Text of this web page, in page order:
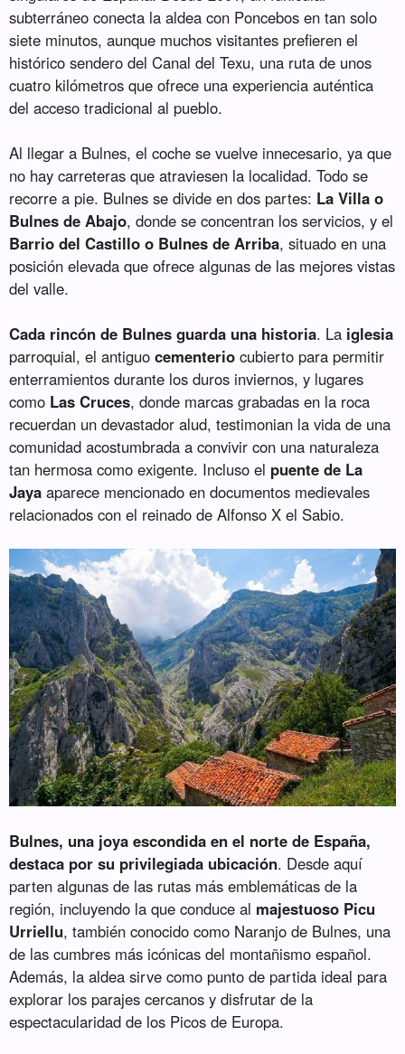
subterráneo conecta la aldea con Poncebos en tan solo
siete minutos, aunque muchos visitantes prefieren el
histórico sendero del Canal del Texu, una ruta de unos
cuatro kilómetros que ofrece una experiencia auténtica
del acceso tradicional al pueblo.
Al llegar a Bulnes, el coche se vuelve innecesario, ya que
no hay carreteras que atraviesen la localidad. Todo se
recorre a pie. Bulnes se divide en dos partes: La Villa o
Bulnes de Abajo, donde se concentran los servicios, y el
Barrio del Castillo o Bulnes de Arriba, situado en una
posición elevada que ofrece algunas de las mejores vistas
del valle.
Cada rincón de Bulnes guarda una historia. La iglesia
parroquial, el antiguocementerio cubierto para permitir
enterramientos durante los duros inviernos, y lugares
como Las Cruces, donde marcas grabadas en la roca
recuerdan un devastador alud, testimonian la vida de una
comunidad acostumbrada a convivir con una naturaleza
tan hermosa como exigente. Incluso el puente de La
Jaya aparece mencionado en documentos medievales
relacionados con el reinado de Alfonso X el Sabio.
Bulnes, una joya escondida en el norte de España,
destaca por su privilegiada ubicación. Desde aquí
parten algunas de las rutas más emblemáticas de la
región, incluyendo la que conduce al majestuoso Picu
Urriellu, también conocido como Naranjo de Bulnes, una
de las cumbres más icónicas del montañismo español.
Además, la aldea sirve como punto de partida ideal para
explorar los parajes cercanos y disfrutar de la
espectacularidad de los Picos de Europa.